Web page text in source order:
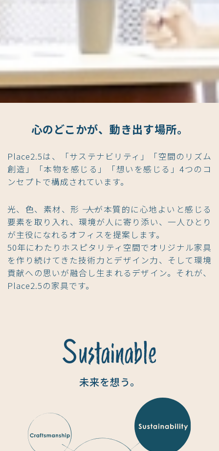
心のどこかが、動き出す場所。
Place2.5は、「サステナビリティ」「空間のリズム
創造」「本物を感じる」「想いを感じる」4つのコ
ンセプトで構成されています。
光、色、素材、形 ―― 人が本質的に心地よいと感じる
要素を取り入れ、環境が人に寄り添い、一人ひとり
が主役になれるオフィスを提案します。
50年にわたりホスピタリティ空間でオリジナル家具
を作り続けてきた技術力とデザイン力、そして環境
貢献への思いが融合し生まれるデザイン。それが、
Place2.5の家具です。
Sustainable
未来を想う。